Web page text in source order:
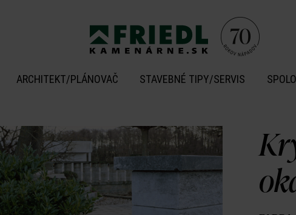
ARCHITEKT/PLÁNOVAČ STAVEBNÉ TIPY/SERVIS